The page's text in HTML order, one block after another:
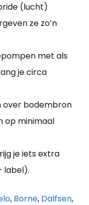
(lucht)
ze zo’n
met als
je circa
over bodembron
op minimaal
je iets extra
label).
, Borne, Dalfsen,